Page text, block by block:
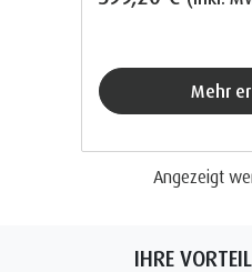
Mehr
Angezeigt
IHRE